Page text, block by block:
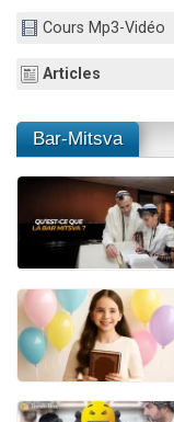
Cours Mp3-Vidéo
Articles
Bar-Mitsva